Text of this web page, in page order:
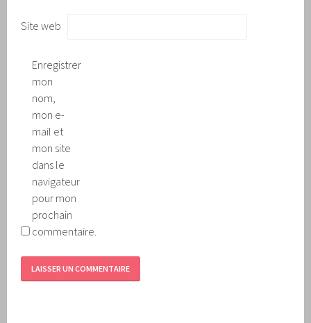
Site web
Enregistrer
mon
nom,
mon e-
mail et
mon site
dans le
navigateur
pour mon
prochain
commentaire.